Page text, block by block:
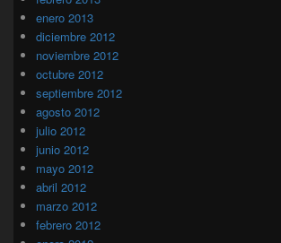
enero 2013
diciembre 2012
noviembre 2012
octubre 2012
septiembre 2012
agosto 2012
julio 2012
junio 2012
mayo 2012
abril 2012
marzo 2012
febrero 2012